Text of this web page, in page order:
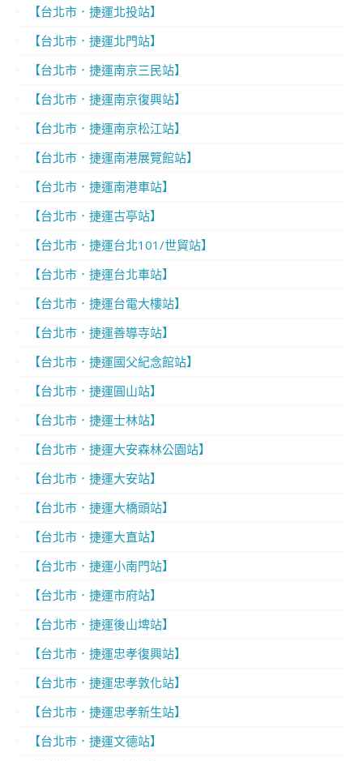
【台北市．捷運北投站】
【台北市．捷運北門站】
【台北市．捷運南京三民站】
【台北市．捷運南京復興站】
【台北市．捷運南京松江站】
【台北市．捷運南港展覽館站】
【台北市．捷運南港車站】
【台北市．捷運古亭站】
【台北市．捷運台北101/世貿站】
【台北市．捷運台北車站】
【台北市．捷運台電大樓站】
【台北市．捷運善導寺站】
【台北市．捷運國父紀念館站】
【台北市．捷運圓山站】
【台北市．捷運士林站】
【台北市．捷運大安森林公園站】
【台北市．捷運大安站】
【台北市．捷運大橋頭站】
【台北市．捷運大直站】
【台北市．捷運小南門站】
【台北市．捷運市府站】
【台北市．捷運後山埤站】
【台北市．捷運忠孝復興站】
【台北市．捷運忠孝敦化站】
【台北市．捷運忠孝新生站】
【台北市．捷運文德站】